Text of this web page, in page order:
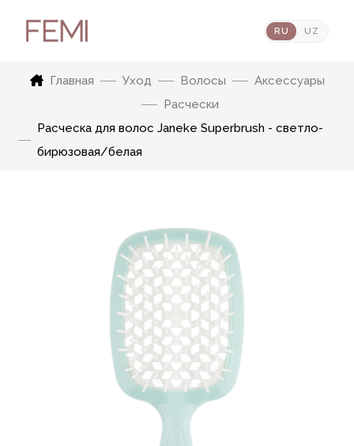
RU UZ
Главная Уход Волосы
Аксессуары
Расчески
Расческа для волос Janeke Superbrush - светло-
бирюзовая/белая